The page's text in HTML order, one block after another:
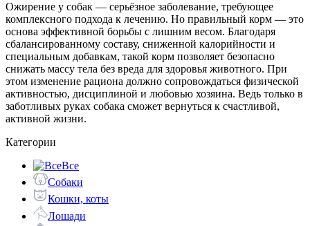
Ожирение у собак — серьёзное заболевание, требующее
комплексного подхода к лечению. Но правильный корм — это
основа эффективной борьбы с лишним весом. Благодаря
сбалансированному составу, сниженной калорийности и
специальным добавкам, такой корм позволяет безопасно
снижать массу тела без вреда для здоровья животного. При
этом изменение рациона должно сопровождаться физической
активностью, дисциплиной и любовью хозяина. Ведь только в
заботливых руках собака сможет вернуться к счастливой,
активной жизни.
Категории
Все
Собаки
Кошки, коты
Лошади